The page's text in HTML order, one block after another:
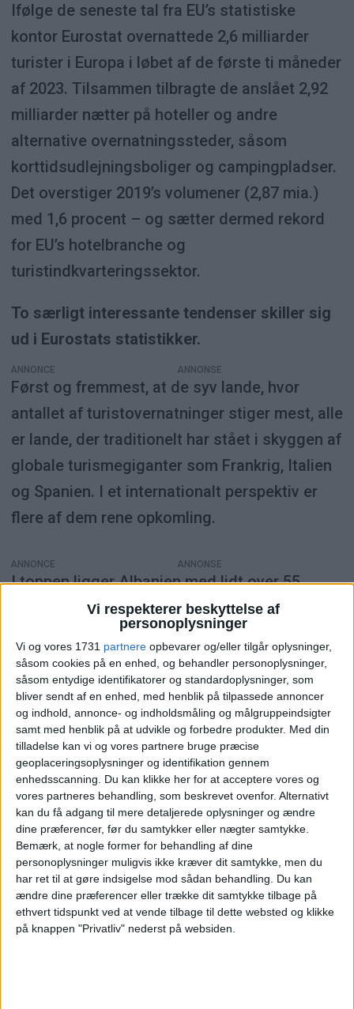
Vi respekterer beskyttelse af
personoplysninger
Vi og vores 1731 partnere opbevarer og/eller tilgår oplysninger,
såsom cookies på en enhed, og behandler personoplysninger,
såsom entydige identifikatorer og standardoplysninger, som
bliver sendt af en enhed, med henblik på tilpassede annoncer
og indhold, annonce- og indholdsmåling og målgruppeindsigter
samt med henblik på at udvikle og forbedre produkter. Med din
tilladelse kan vi og vores partnere bruge præcise
geoplaceringsoplysninger og identifikation gennem
enhedsscanning. Du kan klikke her for at acceptere vores og
vores partneres behandling, som beskrevet ovenfor. Alternativt
kan du få adgang til mere detaljerede oplysninger og ændre
dine præferencer, før du samtykker eller nægter samtykke.
Bemærk, at nogle former for behandling af dine
personoplysninger muligvis ikke kræver dit samtykke, men du
har ret til at gøre indsigelse mod sådan behandling.
Du kan
ændre dine præferencer eller trække dit samtykke tilbage på
ethvert tidspunkt ved at vende tilbage til dette websted og klikke
på knappen "Privatliv" nederst på websiden.
Ifølge de seneste tal fra EU’s statistiske
kontor Eurostat overnattede 2,6 milliarder
turister i Europa i løbet af de første ti måneder
af 2023. Tilsammen tilbragte de anslået 2,92
milliarder nætter på hoteller og andre
alternative overnatningssteder, såsom
korttidsudlejningsboliger og campingpladser.
Det overstiger 2019’s volumener (2,87 mia.)
med 1,6 procent – og sætter dermed rekord
for EU’s hotelbranche og
turistindkvarteringssektor.
To særligt interessante tendenser skiller sig
ud i Eurostats statistikker.
ANNONCE
Først og fremmest, at de syv lande, hvor
antallet af turistovernatninger stiger mest, alle
er lande, der traditionelt har stået i skyggen af
globale turismegiganter som Frankrig, Italien
og Spanien. I et internationalt perspektiv er
flere af dem rene opkomling.
ANNONCE
I toppen ligger Albanien med lidt over 55
procent vækst. Omtrent 34 procentpoint
lavere, men alligevel med en vækst på 21
procent er Malta med den næststørste
stigning. Derefter følger to andre
middelhavslande, Cypern og Montenegro. Det
er i tråd med den dominerende trendscouting,
at der overordnet er problemer med
masseturismen i eksempelvis Venedig og
Barcelona – og at rejsende allerede er
begyndt at lede efter ”alternative”
destinationer.
Hvilket bringer os til det andet interessante
fund. Plads fem, seks og syv er besat af